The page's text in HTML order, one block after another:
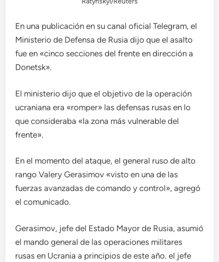
En una publicación en su canal oficial Telegram, el
Ministerio de Defensa de Rusia dijo que el asalto
fue en «cinco secciones del frente en dirección a
Donetsk».
El ministerio dijo que el objetivo de la operación
ucraniana era «romper» las defensas rusas en lo
que consideraba «la zona más vulnerable del
frente».
En el momento del ataque, el general ruso de alto
rango Valery Gerasimov «visto en una de las
fuerzas avanzadas de comando y control», agregó
el comunicado.
Gerasimov, jefe del Estado Mayor de Rusia, asumió
el mando general de las operaciones militares
rusas en Ucrania a principios de este año. el jefe